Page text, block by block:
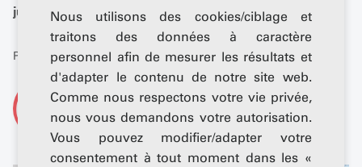
Nous utilisons des cookies/ciblage et
traitons des données à caractère
personnel afin de mesurer les résultats et
d'adapter le contenu de notre site web.
Comme nous respectons votre vie privée,
nous vous demandons votre autorisation.
Vous pouvez modifier/adapter votre
consentement à tout moment dans les «
juriste Henri Bernhard devient le nouveau directeur.
Publié: 20 mai 2026
De
AGVS-Newsdesk